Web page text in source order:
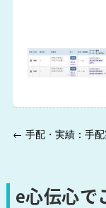
e心伝心で